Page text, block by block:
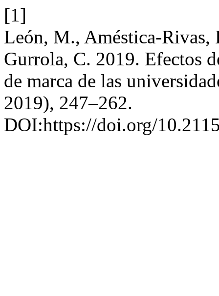
[1]
León, M., Améstica-
Gurrola, C. 2019. Efectos
de marca de las
2019), 247–262.
DOI:https://doi.org/